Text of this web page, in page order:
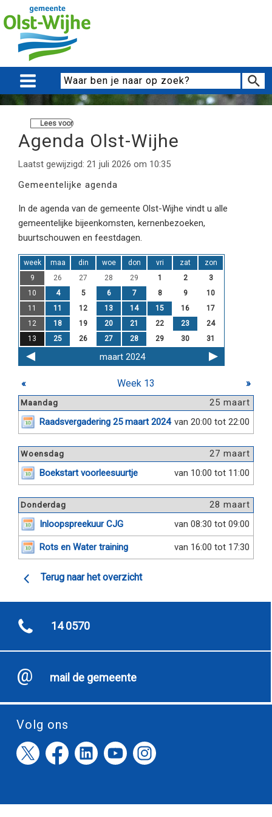
Lees voor
Agenda Olst-Wijhe
Laatst gewijzigd: 21 juli 2026 om 10:35
Gemeentelijke agenda
In de agenda van de gemeente Olst-Wijhe vindt u alle
gemeentelijke bijeenkomsten, kernenbezoeken,
buurtschouwen en feestdagen.
week maa din woe don vri zat
zon
9
26 27 28 29 1 2
3
10
4 5 6 7 8 9
10
11
11 12 13 14 15 16
17
12
18 19 20 21 22 23
24
13
25 26 27 28 29 30 31
maart 2024
« Week 13 »
25 maart
Maandag
van 20:00 tot 22:00
Raadsvergadering 25 maart 2024
27 maart
Woensdag
van 10:00 tot 11:00
Boekstart voorleesuurtje
28 maart
Donderdag
van 08:30 tot 09:00
Inloopspreekuur CJG
van 16:00 tot 17:30
Rots en Water training
Terug naar het overzicht
14 0570
mail de gemeente
Volg ons